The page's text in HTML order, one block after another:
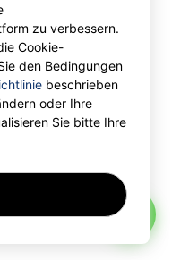
Limited.
zu verbessern.
Cookie-
den Bedingungen
beschrieben
oder Ihre
Sie bitte Ihre
AI